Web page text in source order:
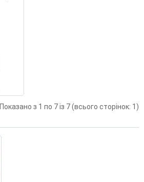
Показано з 1 по 7 із 7 (всього сторінок: 1)